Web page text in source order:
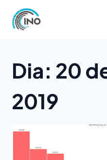
para
Dia: 20
2019